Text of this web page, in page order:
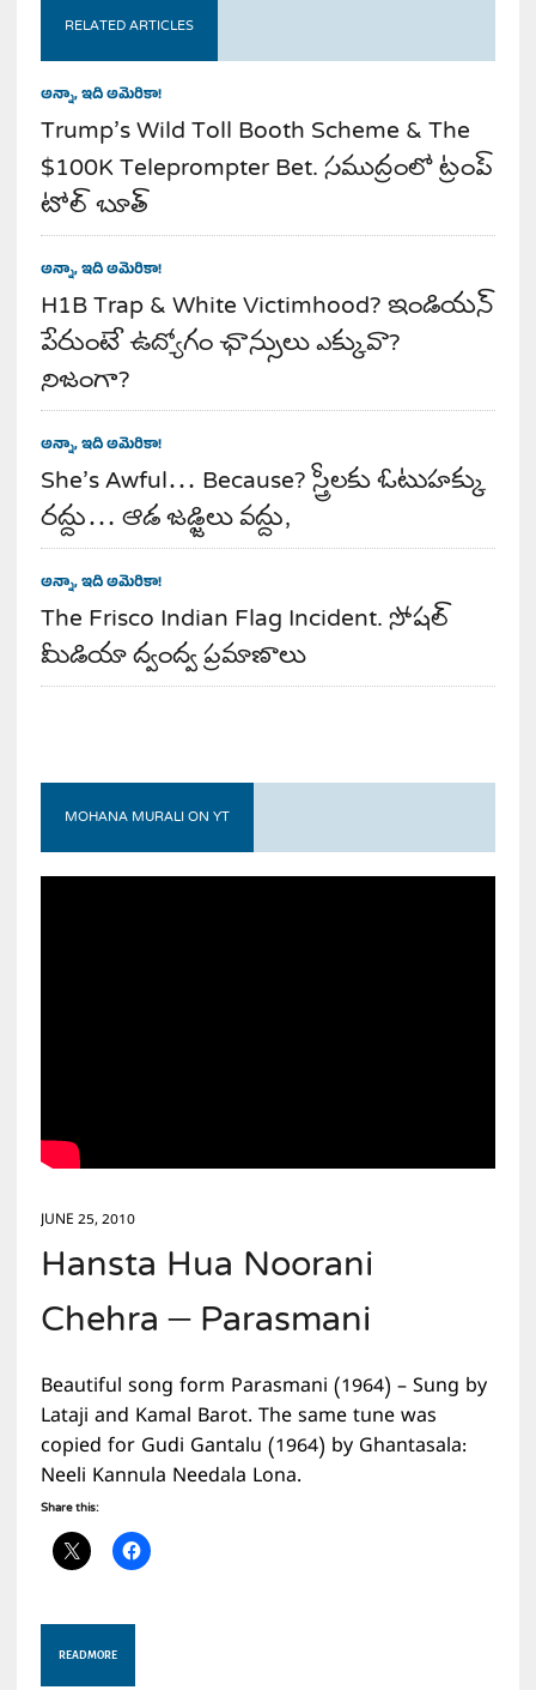
RELATED ARTICLES
అన్నా, ఇది అమెరికా!
Trump’s Wild Toll Booth Scheme & The
$100K Teleprompter Bet. సముద్రంలో ట్రంప్
టోల్ బూత్
అన్నా, ఇది అమెరికా!
H1B Trap & White Victimhood? ఇండియన్
పేరుంటే ఉద్యోగం ఛాన్సులు ఎక్కువా?
నిజంగా?
అన్నా, ఇది అమెరికా!
She’s Awful… Because? స్త్రీలకు ఓటుహక్కు
రద్దు… ఆడ జడ్జిలు వద్దు,
అన్నా, ఇది అమెరికా!
The Frisco Indian Flag Incident. సోషల్
మీడియా ద్వంద్వ ప్రమాణాలు
MOHANA MURALI ON YT
JUNE 25, 2010
Hansta Hua Noorani
Chehra – Parasmani
Beautiful song form Parasmani (1964) – Sung by
Lataji and Kamal Barot. The same tune was
copied for Gudi Gantalu (1964) by Ghantasala:
Neeli Kannula Needala Lona.
Share this:
READ MORE